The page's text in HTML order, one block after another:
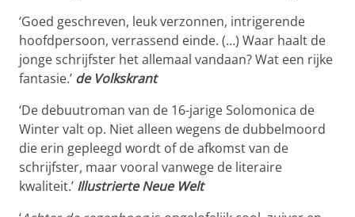
‘Goed geschreven, leuk verzonnen, intrigerende
hoofdpersoon, verrassend einde. (…) Waar haalt de
jonge schrijfster het allemaal vandaan? Wat een rijke
fantasie.’ de Volkskrant
‘De debuutroman van de 16-jarige Solomonica de
Winter valt op. Niet alleen wegens de dubbelmoord
die erin gepleegd wordt of de afkomst van de
schrijfster, maar vooral vanwege de literaire
kwaliteit.’ Illustrierte Neue Welt